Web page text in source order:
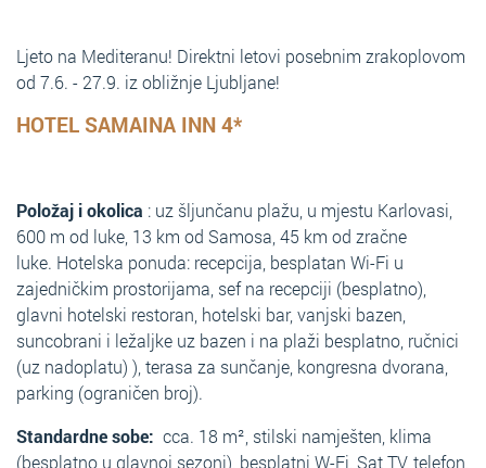
Ljeto na Mediteranu! Direktni letovi posebnim zrakoplovom
od 7.6. - 27.9. iz obližnje Ljubljane!
HOTEL SAMAINA INN 4*
Položaj i okolica : uz šljunčanu plažu, u mjestu Karlovasi,
600 m od luke, 13 km od Samosa, 45 km od zračne
luke. Hotelska ponuda: recepcija, besplatan Wi-Fi u
zajedničkim prostorijama, sef na recepciji (besplatno),
glavni hotelski restoran, hotelski bar, vanjski bazen,
suncobrani i ležaljke uz bazen i na plaži besplatno, ručnici
(uz nadoplatu) ), terasa za sunčanje, kongresna dvorana,
parking (ograničen broj).
Standardne sobe: cca. 18 m², stilski namješten, klima
(besplatno u glavnoj sezoni), besplatni W-Fi, Sat TV, telefon,